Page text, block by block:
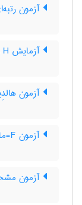
آزمون
آزمایش H ، H-آزمایش
آزمون
آزمون F-ماکس هارتلی
آزمون